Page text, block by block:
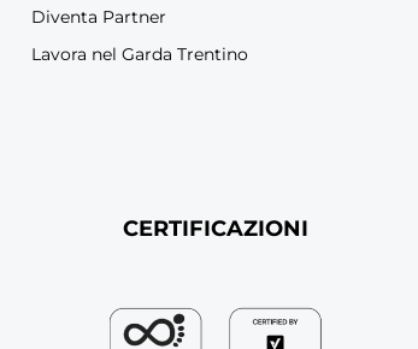
Diventa Partner
Lavora nel Garda Trentino
CERTIFICAZIONI